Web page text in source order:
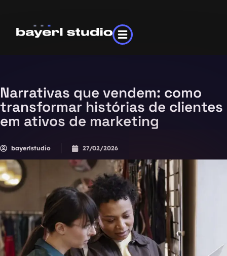
Narrativas que vendem: como
transformar histórias de clientes
em ativos de marketing
bayerlstudio 27/02/2026